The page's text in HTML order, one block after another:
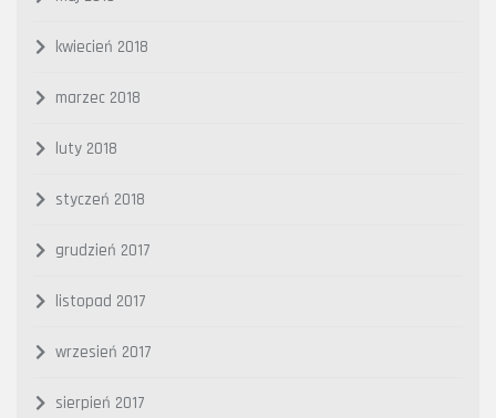
kwiecień 2018
marzec 2018
luty 2018
styczeń 2018
grudzień 2017
listopad 2017
wrzesień 2017
sierpień 2017